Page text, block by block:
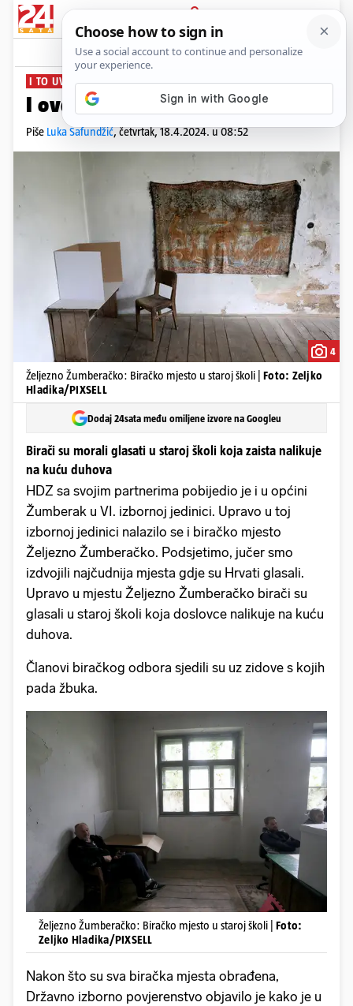
PRIJAVA
News Komentari
I TO UVJERLJIVO
I ovdje je pobijedio HDZ...
Piše Luka Safundžić,četvrtak, 18.4.2024. u 08:52
4
Željezno Žumberačko: Biračko mjesto u staroj školi | Foto: Zeljko
Hladika/PIXSELL
Dodaj 24sata među omiljene izvore na Googleu
Birači su morali glasati u staroj školi koja zaista nalikuje
na kuću duhova
HDZ sa svojim partnerima pobijedio je i u općini
Žumberak u VI. izbornoj jedinici. Upravo u toj
izbornoj jedinici nalazilo se i biračko mjesto
Željezno Žumberačko. Podsjetimo, jučer smo
izdvojili najčudnija mjesta gdje su Hrvati glasali.
Upravo u mjestu Željezno Žumberačko birači su
glasali u staroj školi koja doslovce nalikuje na kuću
duhova.
Članovi biračkog odbora sjedili su uz zidove s kojih
pada žbuka.
Željezno Žumberačko: Biračko mjesto u staroj školi | Foto:
Zeljko Hladika/PIXSELL
Nakon što su sva biračka mjesta obrađena,
Državno izborno povjerenstvo objavilo je kako je u